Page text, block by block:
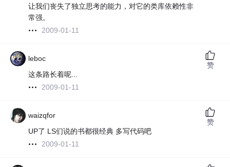
让我们丧失了独立思考的能力，对它的类库依赖性非
常强。
2009-01-11
leboc
这条路长着呢...
2009-01-11
赞
waizqfor
UP了 LS们说的书都很经典 多写代码吧
2009-01-11
赞